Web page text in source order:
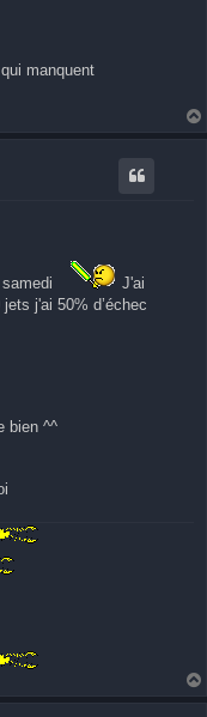
manquent
J'ai
j'ai 50% d’échec
bien ^^